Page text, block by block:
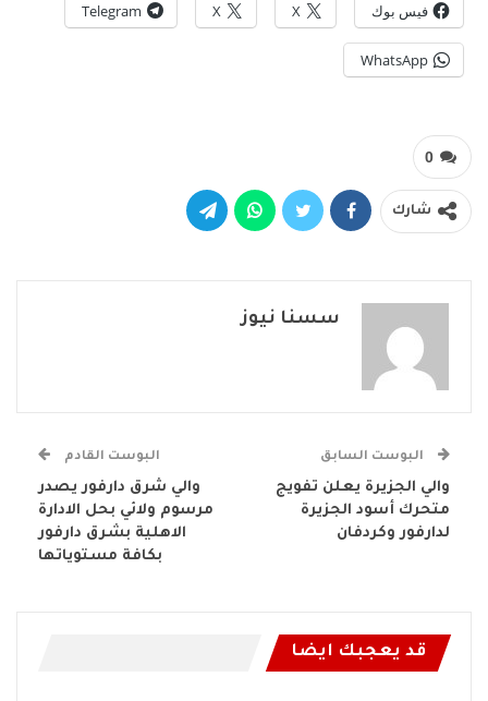
فيس بوك X
X
Telegram
WhatsApp
0
شارك
سسنا نيوز
البوست السابق
والي الجزيرة يعلن تفويج
متحرك أسود الجزيرة
لدارفور وكردفان
البوست القادم
والي شرق دارفور يصدر
مرسوم ولائي بحل الادارة
الاهلية بشرق دارفور
بكافة مستوياتها
قد يعجبك ايضا